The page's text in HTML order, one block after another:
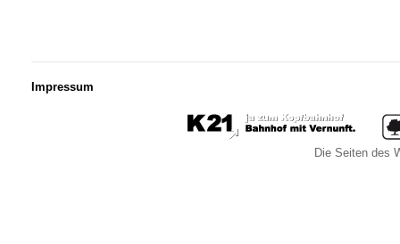
Impressum
Die Seiten des